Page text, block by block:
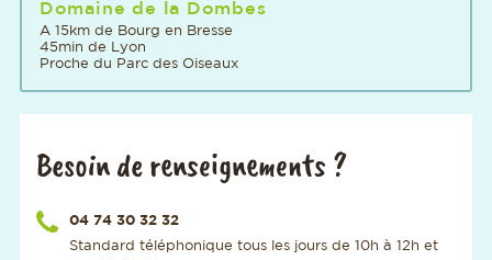
Domaine de la Dombes
A 15km de Bourg en Bresse
45min de Lyon
Proche du Parc des Oiseaux
Besoin de renseignements ?
Appelez-nous au numéro
04 74 30 32 32
Standard téléphonique tous les jours de 10h à 12h et